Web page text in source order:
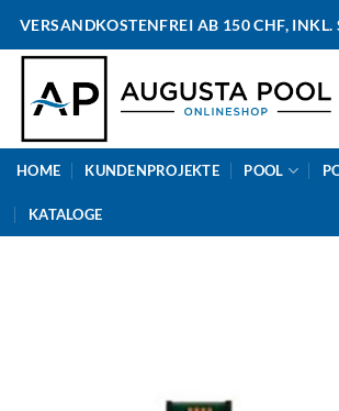
VERSANDKOSTENFREI AB 150 CHF,
HOME KUNDENPROJEKTE POOL
KATALOGE